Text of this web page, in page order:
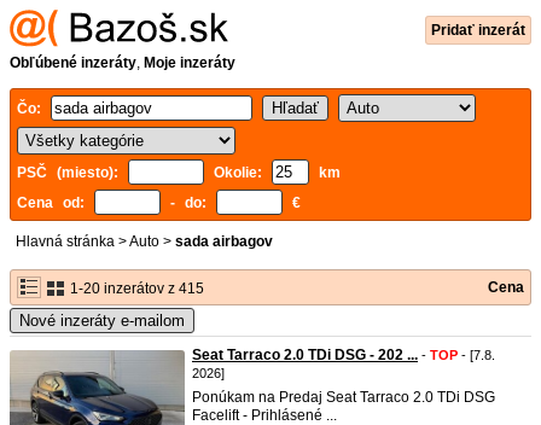
Pridať inzerát
Obľúbené inzeráty, Moje inzeráty
Čo:
PSČ (miesto): Okolie:
km
Cena od:
- do: €
Hlavná stránka >Auto > sada airbagov
1-20 inzerátov z 415 Cena
Nové inzeráty e-mailom
Seat Tarraco 2.0 TDi DSG - 202 ... - TOP - [7.8.
2026]
Ponúkam na Predaj Seat Tarraco 2.0 TDi DSG
Facelift - Prihlásené ...